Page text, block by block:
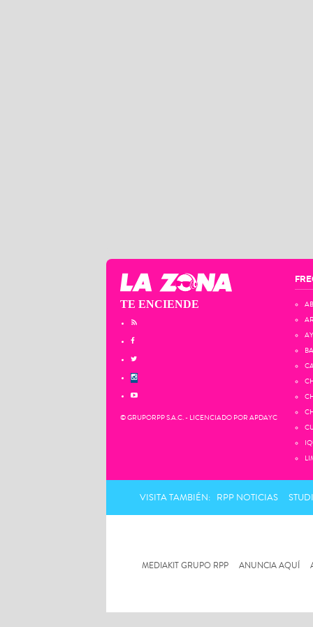
TE ENCIENDE
© GRUPORPP S.A.C. - LICENCIADO POR APDAYC
VISITA TAMBIÉN: RPP NOTICIAS
MEDIAKIT GRUPO RPP ANUNCIA AQUÍ